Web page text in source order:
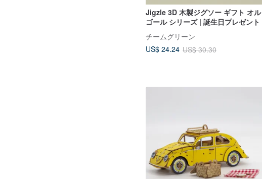
Jigzle 3D 木製ジグソー ギフト オル
ゴール シリーズ | 誕生日プレゼント
チームグリーン
US$ 24.24 US$ 30.30